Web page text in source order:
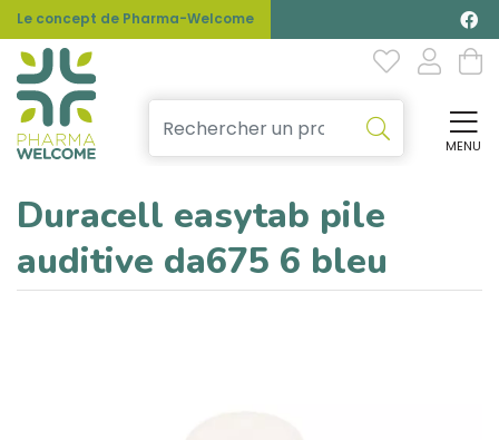
Le concept de Pharma-Welcome
MENU
Duracell easytab pile
auditive da675 6 bleu